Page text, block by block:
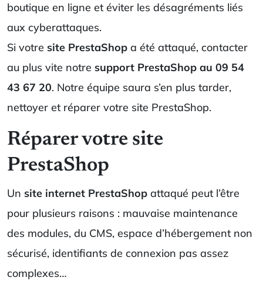
boutique en ligne et éviter les désagréments liés
aux cyberattaques.
Si votre site PrestaShop a été attaqué, contacter
au plus vite notre support PrestaShop au 09 54
43 67 20. Notre équipe saura s’en plus tarder,
nettoyer et réparer votre site PrestaShop.
Réparer votre site
PrestaShop
Un site internet PrestaShop attaqué peut l’être
pour plusieurs raisons : mauvaise maintenance
des modules, du CMS, espace d’hébergement non
sécurisé, identifiants de connexion pas assez
complexes…